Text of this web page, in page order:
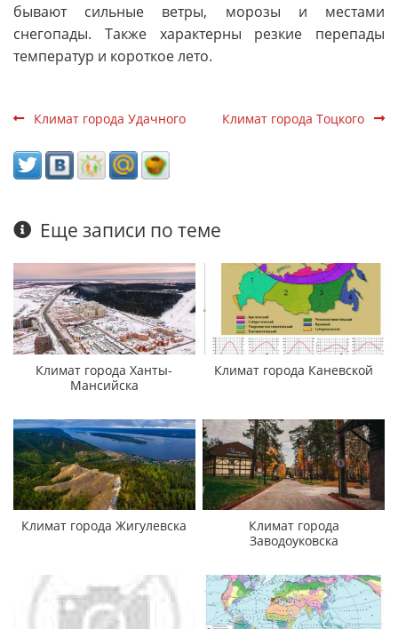
бывают сильные ветры, морозы и местами
снегопады. Также характерны резкие перепады
температур и короткое лето.
Климат города Удачного Климат города Тоцкого
Еще записи по теме
Климат города Ханты-
Мансийска
Климат города Каневской
Климат города Жигулевска
Климат города
Заводоуковска